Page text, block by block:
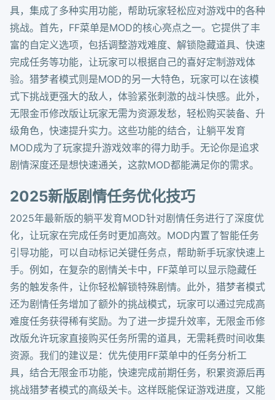
具，集成了多种实用功能，帮助玩家轻松应对游戏中的各种
挑战。首先，FF菜单是MOD的核心亮点之一。它提供了丰
富的自定义选项，包括调整游戏难度、解锁隐藏道具、快速
完成任务等功能，让玩家可以根据自己的喜好定制游戏体
验。猎梦者模式则是MOD的另一大特色，玩家可以在该模
式下挑战更强大的敌人，体验紧张刺激的战斗快感。此外，
无限金币修改版让玩家无需为资源发愁，轻松购买装备、升
级角色，快速提升实力。这些功能的结合，让躺平发育
MOD成为了玩家提升游戏效率的得力助手。无论你是追求
剧情深度还是想快速通关，这款MOD都能满足你的需求。
2025新版剧情任务优化技巧
2025年最新版的躺平发育MOD针对剧情任务进行了深度优
化，让玩家在完成任务时更加高效。MOD内置了智能任务
引导功能，可以自动标记关键任务点，帮助新手玩家快速上
手。例如，在复杂的剧情关卡中，FF菜单可以显示隐藏任
务的触发条件，让你轻松解锁特殊剧情。此外，猎梦者模式
还为剧情任务增加了额外的挑战模式，玩家可以通过完成高
难度任务获得稀有奖励。为了进一步提升效率，无限金币修
改版允许玩家直接购买任务所需的道具，无需耗费时间收集
资源。我们的建议是：优先使用FF菜单中的任务分析工
具，结合无限金币功能，快速完成前期任务，积累资源后再
挑战猎梦者模式的高级关卡。这样既能保证游戏进度，又能